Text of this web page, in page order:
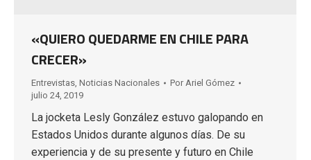
«QUIERO QUEDARME EN CHILE PARA
CRECER»
Entrevistas, Noticias Nacionales Por Ariel Gómez
julio 24, 2019
La jocketa Lesly González estuvo galopando en
Estados Unidos durante algunos días. De su
experiencia y de su presente y futuro en Chile